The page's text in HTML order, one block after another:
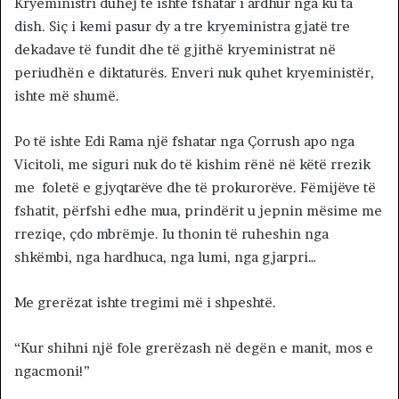
Kryeministri duhej të ishte fshatar i ardhur nga ku ta
dish. Siç i kemi pasur dy a tre kryeministra gjatë tre
dekadave të fundit dhe të gjithë kryeministrat në
periudhën e diktaturës. Enveri nuk quhet kryeministër,
ishte më shumë.
Po të ishte Edi Rama një fshatar nga Çorrush apo nga
Vicitoli, me siguri nuk do të kishim rënë në këtë rrezik
me foletë e gjyqtarëve dhe të prokurorëve. Fëmijëve të
fshatit, përfshi edhe mua, prindërit u jepnin mësime me
rreziqe, çdo mbrëmje. Iu thonin të ruheshin nga
shkëmbi, nga hardhuca, nga lumi, nga gjarpri…
Me grerëzat ishte tregimi më i shpeshtë.
“Kur shihni një fole grerëzash në degën e manit, mos e
ngacmoni!”